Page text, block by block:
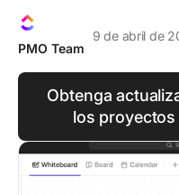
PMO Team
9 de abril de
Obtenga
los proyectos